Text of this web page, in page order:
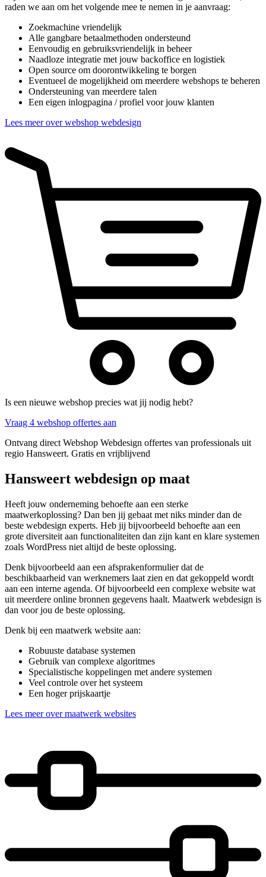
raden we aan om het volgende mee te nemen in je aanvraag:
Zoekmachine vriendelijk
Alle gangbare betaalmethoden ondersteund
Eenvoudig en gebruiksvriendelijk in beheer
Naadloze integratie met jouw backoffice en logistiek
Open source om doorontwikkeling te borgen
Eventueel de mogelijkheid om meerdere webshops te beheren
Ondersteuning van meerdere talen
Een eigen inlogpagina / profiel voor jouw klanten
Lees meer over webshop webdesign
Is een nieuwe webshop precies wat jij nodig hebt?
Vraag 4 webshop offertes aan
Ontvang direct Webshop Webdesign offertes van professionals uit
regio Hansweert. Gratis en vrijblijvend
Hansweert webdesign op maat
Heeft jouw onderneming behoefte aan een sterke
maatwerkoplossing? Dan ben jij gebaat met niks minder dan de
beste webdesign experts. Heb jij bijvoorbeeld behoefte aan een
grote diversiteit aan functionaliteiten dan zijn kant en klare systemen
zoals WordPress niet altijd de beste oplossing.
Denk bijvoorbeeld aan een afsprakenformulier dat de
beschikbaarheid van werknemers laat zien en dat gekoppeld wordt
aan een interne agenda. Of bijvoorbeeld een complexe website wat
uit meerdere online bronnen gegevens haalt. Maatwerk webdesign is
dan voor jou de beste oplossing.
Denk bij een maatwerk website aan:
Robuuste database systemen
Gebruik van complexe algoritmes
Specialistische koppelingen met andere systemen
Veel controle over het systeem
Een hoger prijskaartje
Lees meer over maatwerk websites